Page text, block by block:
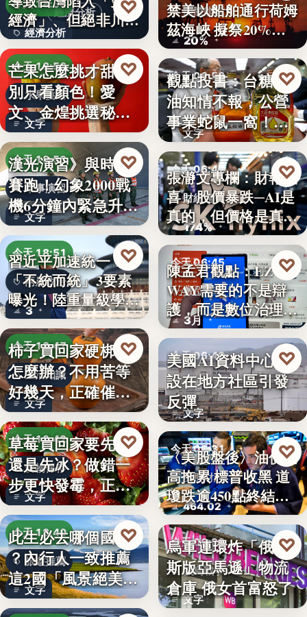
經濟分析
今天 18:54
經濟分析
40%
經濟」、但絕非川普
所…
♡
今天 18:53
水果挑選
文字
芒果怎麼挑才甜？
別只看顏色！愛
文、金煌挑選秘訣
曝光，買回…
♡
今天 18:53
軍事演習
文字
漢光演習》與時間
賽跑！幻象2000戰
機6分鐘內緊急升
空…
♡
今天 18:51
兩岸政治
3
習近平加速統一？
「不統而統」3要素
曝光！陸重量級學者
朱衛…
♡
今天 18:47
生活知識
文字
柿子買回家硬梆梆
怎麼辦？不用苦等
好幾天，正確催熟
方法一次…
♡
今天 18:42
食物保存
文字
草莓買回家要先洗
還是先冰？做錯一
步更快發霉，正確
保存方式…
♡
今天 18:40
旅遊推薦
文字
此生必去哪個國家
？內行人一致推薦
這2國「風景絕美、
美食好…
♡
國際能源
20%
禁美以船舶通行荷姆
茲海峽 擬祭20%
貨…
今天 06:50
食安風暴
文字
觀點投書：台糖毒
油知情不報，公營
事業蛇鼠一窩！人
民何堪？
♡
今天 06:47
財經趨勢
174%
張瀞文專欄：財報報
喜，股價暴跌─AI是
真的，但價格是真
的…
♡
今天 06:45
數位治理
3月
陳孟君觀點：EZ
WAY需要的不是辯
護，而是數位治理的
升…
♡
今天 06:40
社會反彈
文字
美國AI資料中心建
設在地方社區引發
反彈
♡
今天 06:31
美股財經
464.02
〈美股盤後〉油價走
高拖累 標普收黑 道
瓊跌逾450點終結…
♡
今天 06:30
俄烏戰爭
文字
烏軍連環炸「俄羅
斯版亞馬遜」物流
倉庫 俄女首富怒了
♡